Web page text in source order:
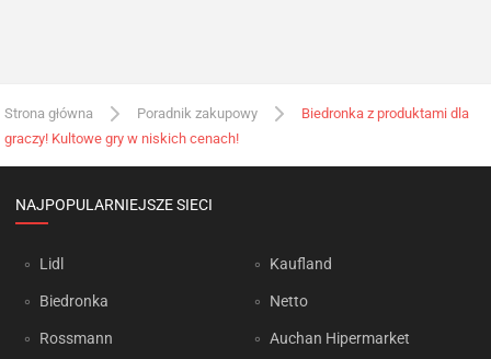
Strona główna Poradnik zakupowy
Biedronka z produktami dla
graczy! Kultowe gry w niskich cenach!
NAJPOPULARNIEJSZE SIECI
Lidl
Biedronka
Rossmann
Kaufland
Netto
Auchan Hipermarket